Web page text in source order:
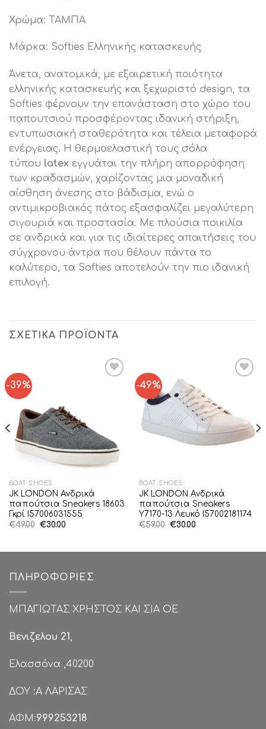
Χρώμα: ΤΑΜΠΑ
Μάρκα: Softies Ελληνικής κατασκευής
Άνετα, ανατομικά, με εξαιρετική ποιότητα
ελληνικής κατασκευής και ξεχωριστό design, τα
Softies φέρνουν την επανάσταση στο χώρο του
παπουτσιού προσφέροντας ιδανική στήριξη,
εντυπωσιακή σταθερότητα και τέλεια μεταφορά
ενέργειας. Η θερμοελαστική τους σόλα
τύπου latex εγγυάται την πλήρη απορρόφηση
των κραδασμών, χαρίζοντας μια μοναδική
αίσθηση άνεσης στο βάδισμα, ενώ ο
αντιμικροβιακός πάτος εξασφαλίζει μεγαλύτερη
σιγουριά και προστασία. Με πλούσια ποικιλία
σε ανδρικά και για τις ιδιαίτερες απαιτήσεις του
σύγχρονου άντρα που θέλουν πάντα το
καλύτερο, τα Softies αποτελούν την πιο ιδανική
επιλογή.
ΣΧΕΤΙΚΆ ΠΡΟΪΌΝΤΑ
-39%
BOAT SHOES
JK LONDON Ανδρικά
παπούτσια Sneakers 18603
Γκρί I57006031555
€49.00 Original
€30.00Η
-49%
BOAT SHOES
JK LONDON Ανδρικά
παπούτσια Sneakers
Y7170-13 Λευκό I57002181174
€59.00 Original
€30.00Η
ΠΛΗΡΟΦΟΡΊΕΣ
ΜΠΑΓΙΩΤΑΣ ΧΡΗΣΤΟΣ ΚΑΙ ΣΙΑ ΟΕ
Βενιζελου 21,
Ελασσόνα ,40200
ΔΟΥ :Α ΛΑΡΙΣΑΣ
ΑΦΜ:999253218